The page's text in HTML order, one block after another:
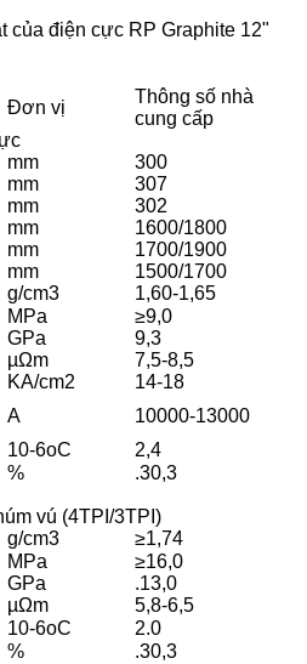
của điện cực RP Graphite 12"
Đơn vị
Thông số nhà
cung cấp
mm
300
mm
307
mm
302
mm
1600/1800
mm
1700/1900
mm
1500/1700
g/cm3
1,60-1,65
MPa
≥9,0
GPa
9,3
µΩm
7,5-8,5
KA/cm2
14-18
A
10000-13000
10-6oC
2,4
% .30,3
vú (4TPI/3TPI)
g/cm3
≥1,74
MPa
≥16,0
GPa
.13,0
µΩm
5,8-6,5
10-6oC
2.0
% .30,3